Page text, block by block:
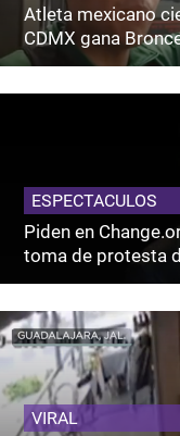
Atleta mexicano
CDMX gana
ESPECTACULOS
Piden en
toma de protesta
VIRAL